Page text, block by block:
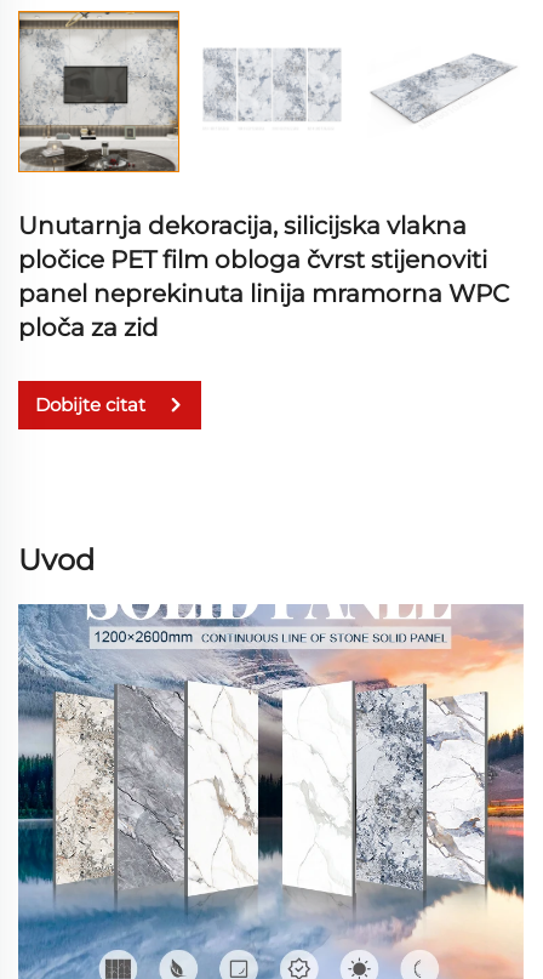
Unutarnja dekoracija, silicijska vlakna
pločice PET film obloga čvrst stijenoviti
panel neprekinuta linija mramorna WPC
ploča za zid
Dobijte citat
Uvod